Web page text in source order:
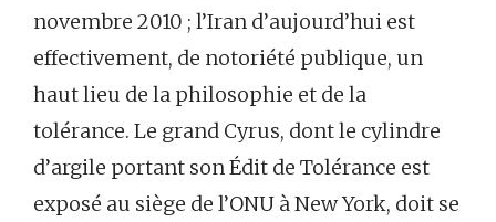
novembre 2010 ; l’Iran d’aujourd’hui est
effectivement, de notoriété publique, un
haut lieu de la philosophie et de la
tolérance. Le grand Cyrus, dont le cylindre
d’argile portant son Édit de Tolérance est
exposé au siège de l’ONU à New York, doit se